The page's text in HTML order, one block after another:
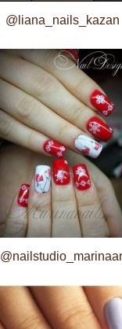
@liana_nails_kazan